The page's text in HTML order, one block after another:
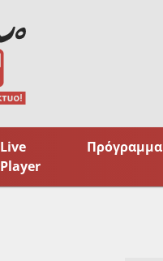
Live
Player
Πρόγραμμα